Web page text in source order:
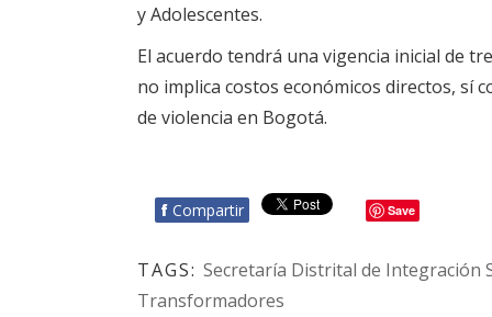
y Adolescentes.
El acuerdo tendrá una vigencia inicial de
no implica costos económicos directos, sí
de violencia en Bogotá.
f Compartir Save
TAGS: Secretaría Distrital de Integración
Transformadores